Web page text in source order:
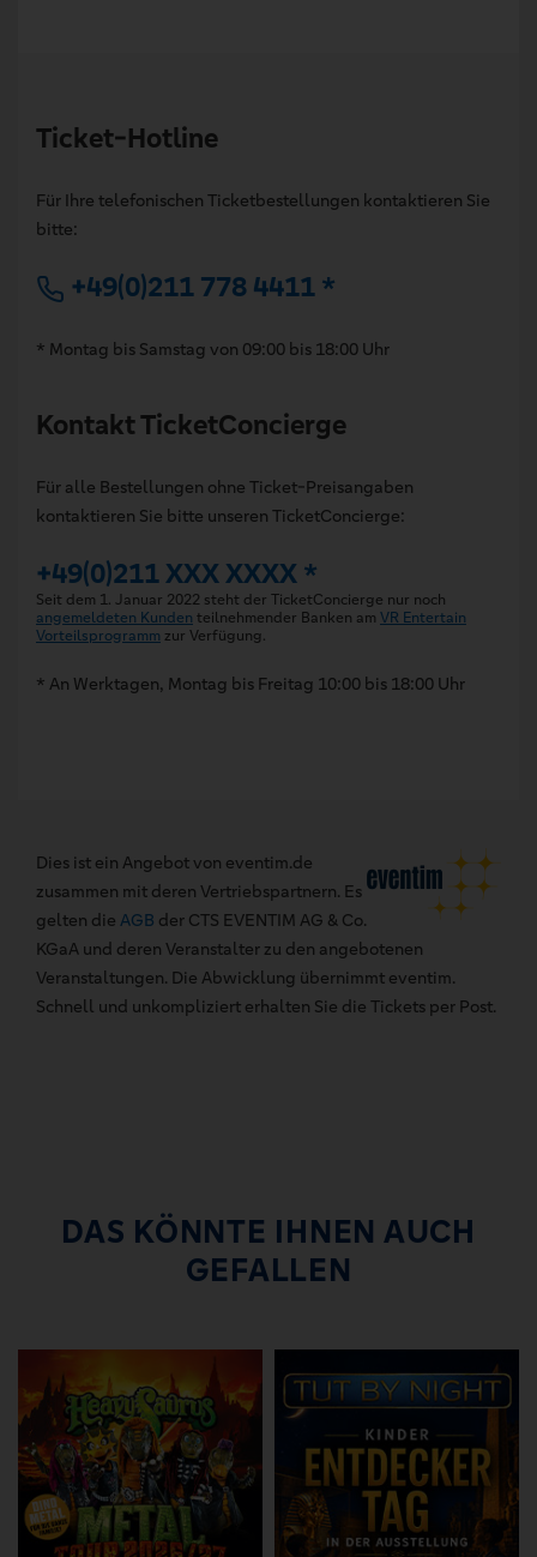
Ticket-Hotline
Für Ihre telefonischen Ticketbestellungen kontaktieren Sie
bitte:
+49(0)211 778 4411 *
* Montag bis Samstag von 09:00 bis 18:00 Uhr
Kontakt TicketConcierge
Für alle Bestellungen ohne Ticket-Preisangaben
kontaktieren Sie bitte unseren TicketConcierge:
+49(0)211 XXX XXXX *
Seit dem 1. Januar 2022 steht der TicketConcierge nur noch
angemeldeten Kunden teilnehmender Banken am VR Entertain
Vorteilsprogramm zur Verfügung.
* An Werktagen, Montag bis Freitag 10:00 bis 18:00 Uhr
Dies ist ein Angebot von eventim.de
zusammen mit deren Vertriebspartnern. Es
gelten die AGB der CTS EVENTIM AG & Co.
KGaA und deren Veranstalter zu den angebotenen
Veranstaltungen. Die Abwicklung übernimmt eventim.
Schnell und unkompliziert erhalten Sie die Tickets per Post.
DAS KÖNNTE IHNEN AUCH
GEFALLEN